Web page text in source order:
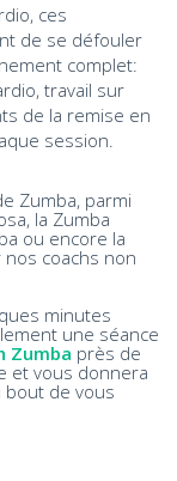
ces
de se défouler
complet:
travail sur
de la remise en
session.
Zumba, parmi
la Zumba
ou encore la
coachs non
minutes
une séance
Zumba près de
et vous donnera
bout de vous